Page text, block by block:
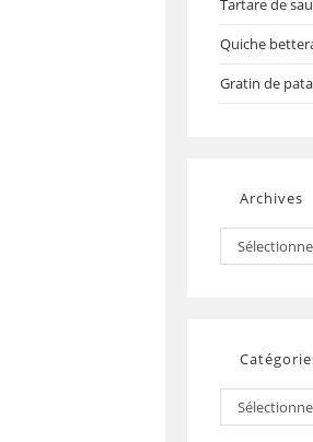
Tartare de
Quiche
Gratin de
Archives